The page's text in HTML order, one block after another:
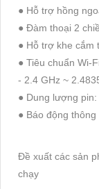
● Hỗ trợ hồng
● Đàm thoại 2
● Hỗ trợ khe cắm
● Tiêu chuẩn Wi-
- 2.4 GHz ~
● Dung lượng pin:
● Báo động
Đề xuất các sản
chạy